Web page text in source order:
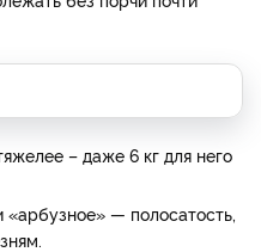
– даже 6 кг для него
— полосатость,